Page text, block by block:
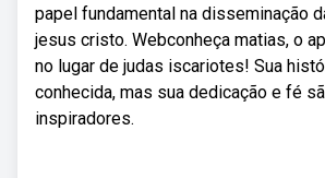
papel fundamental na disseminação
jesus cristo. Webconheça matias, o
no lugar de judas iscariotes! Sua
conhecida, mas sua dedicação e fé
inspiradores.